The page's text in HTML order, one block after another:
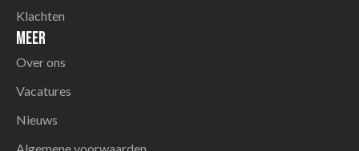
Klachten
Meer
Over ons
Vacatures
Nieuws